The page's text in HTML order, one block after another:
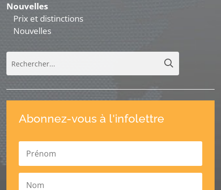
Nouvelles
Prix et distinctions
Nouvelles
Abonnez-vous à l'infolettre